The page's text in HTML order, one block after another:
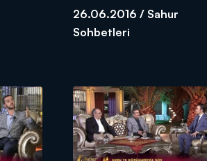
26.06.2016 / Sahur
Sohbetleri